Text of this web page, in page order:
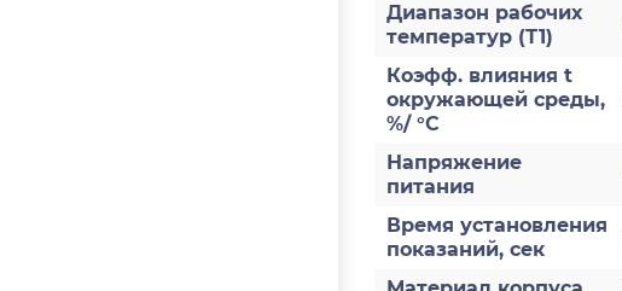
Диапазон рабочих
температур (Т1)
Коэфф. влияния t
окружающей среды,
%/ °С
Напряжение
питания
Время установления
показаний, сек